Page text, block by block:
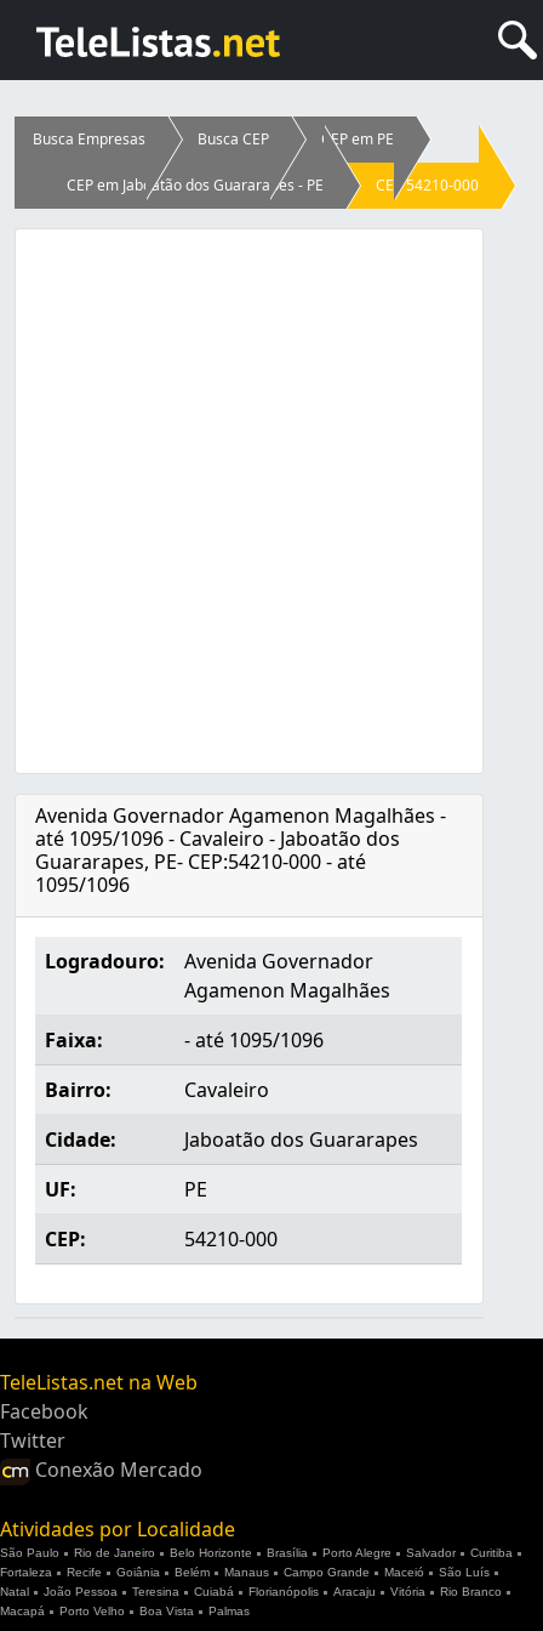
Busca Empresas Busca CEP CEP em PE
CEP em Jaboatão dos Guararapes - PE CEP 54210-000
Avenida Governador Agamenon Magalhães -
até 1095/1096 - Cavaleiro - Jaboatão dos
Guararapes, PE- CEP:54210-000 - até
1095/1096
Logradouro:
Avenida Governador
Agamenon Magalhães
Faixa:
- até 1095/1096
Bairro:
Cavaleiro
Cidade:
Jaboatão dos Guararapes
UF:
PE
CEP:
54210-000
TeleListas.net na Web
Facebook
Twitter
Conexão Mercado
Atividades por Localidade
São Paulo Rio de Janeiro Belo Horizonte Brasília Porto Alegre Salvador
Curitiba
Fortaleza
Recife Goiânia Belém Manaus Campo Grande Maceió
São Luís
Natal
João Pessoa Teresina Cuiabá Florianópolis Aracaju Vitória
Rio Branco
Macapá
Porto Velho Boa Vista Palmas